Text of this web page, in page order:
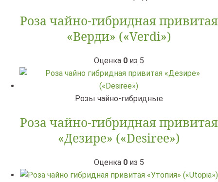
Роза чайно-гибридная привитая
«Верди» («Verdi»)
Оценка 0из 5
Розы чайно-гибридные
Роза чайно-гибридная привитая
«Дезире» («Desiree»)
Оценка 0из 5